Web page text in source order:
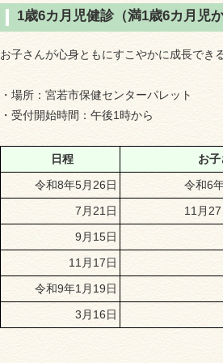
1歳6カ月児健診（満1歳6カ月児
お子さんが心身ともにすこやかに成長でき
・場所：宮若市保健センターパレット
・受付開始時間：午後1時から
日程
お
令和8年5月26日
令和6
7月21日
11月
9月15日
11月17日
令和9年1月19日
3月16日